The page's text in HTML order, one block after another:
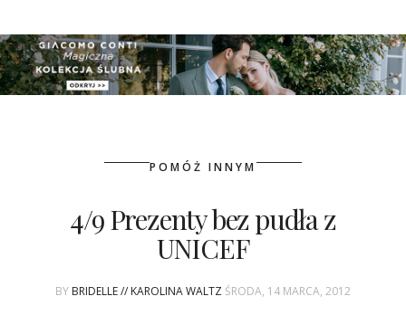
ZGŁOSZENIA
KONKURSY
POMÓŻ INNYM
4/9 Prezenty bez pudła z
UNICEF
BY BRIDELLE // KAROLINA WALTZ ŚRODA, 14 MARCA, 2012